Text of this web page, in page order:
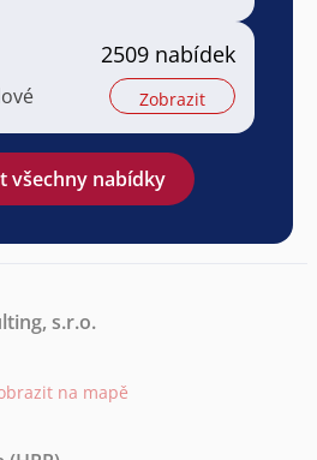
2509 nabídek
Zobrazit
všechny nabídky
s.r.o.
na mapě